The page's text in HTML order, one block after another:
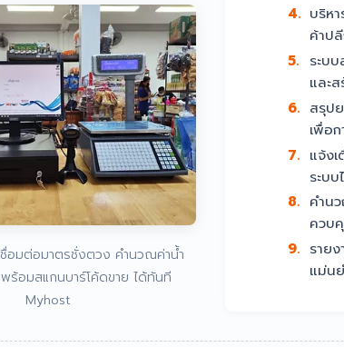
ชื่อมต่อมาตรชั่งตวง คำนวณค่าน้ำ
ร้อมสแกนบาร์โค้ดขาย ได้ทันที
Myhost
4. บริห
ค้าป
5. ระบ
และ
6. สรุป
เพื่อก
7. แจ้ง
ระบ
8. คำน
ควบ
9. ราย
แม่น